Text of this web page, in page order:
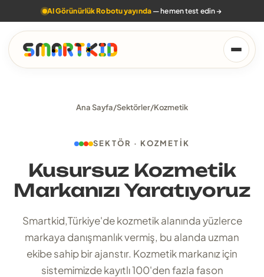
AI Görünürlük Robotu yayında— hemen test edin→
Ana Sayfa/Sektörler/Kozmetik
SEKTÖR · KOZMETIK
Kusursuz Kozmetik
Markanızı Yaratıyoruz
Smartkid,Türkiye'de kozmetik alanında yüzlerce
markaya danışmanlık vermiş, bu alanda uzman
ekibe sahip bir ajanstır. Kozmetik markanız için
sistemimizde kayıtlı 100'den fazla fason